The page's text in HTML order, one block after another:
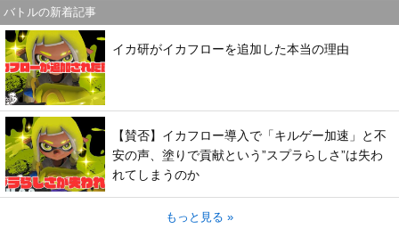
バトルの新着記事
イカ研がイカフローを追加した本当の理由
【賛否】イカフロー導入で「キルゲー加速」と不
安の声、塗りで貢献という”スプラらしさ”は失わ
れてしまうのか
もっと見る »